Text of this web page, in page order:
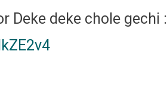
Deke deke chole gechi :